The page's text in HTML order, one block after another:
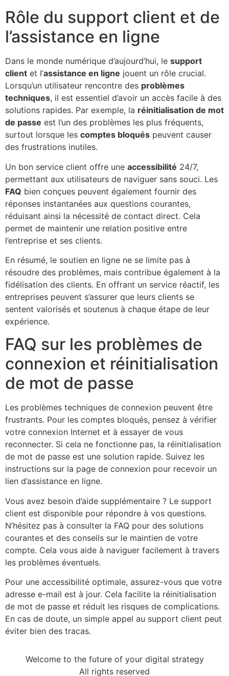
Rôle du support client et de
l’assistance en ligne
Dans le monde numérique d’aujourd’hui, le support
client et l’assistance en ligne jouent un rôle crucial.
Lorsqu’un utilisateur rencontre des problèmes
techniques, il est essentiel d’avoir un accès facile à des
solutions rapides. Par exemple, la réinitialisation de mot
de passe est l’un des problèmes les plus fréquents,
surtout lorsque les comptes bloqués peuvent causer
des frustrations inutiles.
Un bon service client offre une accessibilité 24/7,
permettant aux utilisateurs de naviguer sans souci. Les
FAQ bien conçues peuvent également fournir des
réponses instantanées aux questions courantes,
réduisant ainsi la nécessité de contact direct. Cela
permet de maintenir une relation positive entre
l’entreprise et ses clients.
En résumé, le soutien en ligne ne se limite pas à
résoudre des problèmes, mais contribue également à la
fidélisation des clients. En offrant un service réactif, les
entreprises peuvent s’assurer que leurs clients se
sentent valorisés et soutenus à chaque étape de leur
expérience.
FAQ sur les problèmes de
connexion et réinitialisation
de mot de passe
Les problèmes techniques de connexion peuvent être
frustrants. Pour les comptes bloqués, pensez à vérifier
votre connexion Internet et à essayer de vous
reconnecter. Si cela ne fonctionne pas, la réinitialisation
de mot de passe est une solution rapide. Suivez les
instructions sur la page de connexion pour recevoir un
lien d’assistance en ligne.
Vous avez besoin d’aide supplémentaire ? Le support
client est disponible pour répondre à vos questions.
N’hésitez pas à consulter la FAQ pour des solutions
courantes et des conseils sur le maintien de votre
compte. Cela vous aide à naviguer facilement à travers
les problèmes éventuels.
Pour une accessibilité optimale, assurez-vous que votre
adresse e-mail est à jour. Cela facilite la réinitialisation
de mot de passe et réduit les risques de complications.
En cas de doute, un simple appel au support client peut
éviter bien des tracas.
Welcome to the future of your digital strategy
All rights reserved